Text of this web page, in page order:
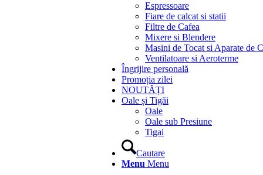
Espressoare
Fiare de calcat si statii
Filtre de Cafea
Mixere si Blendere
Masini de Tocat si Aparate de
Ventilatoare si Aeroterme
Îngrijire personală
Promoția zilei
NOUTĂȚI
Oale și Tigăi
Oale
Oale sub Presiune
Tigai
Cautare
Menu Menu